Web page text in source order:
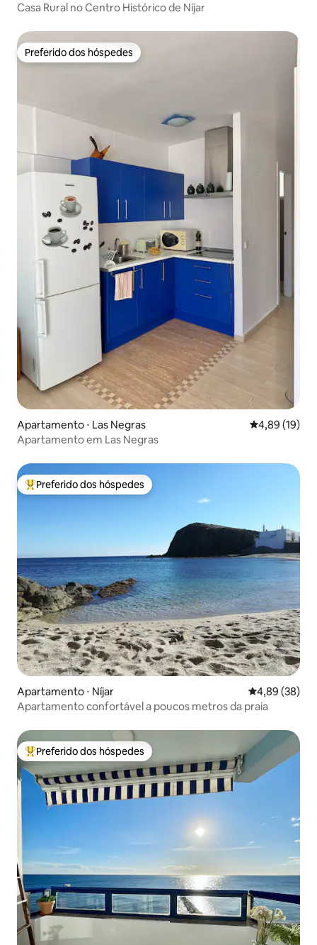
Casa Rural no Centro Histórico de Níjar
Preferido dos hóspedes
Preferido dos hóspedes
Apartamento ⋅ Las Negras 4,89 de uma
4,89 (19)
Apartamento em Las Negras
Entre os melhores preferidos dos hóspedes
Preferido dos hóspedes
Apartamento ⋅ Níjar 4,89 de uma
4,89 (38)
Apartamento confortável a poucos metros da praia
Entre os melhores preferidos dos hóspedes
Preferido dos hóspedes